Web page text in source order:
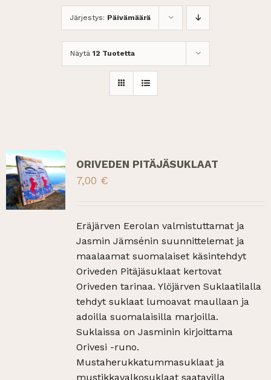
Järjestys: Päivämäärä
Näytä 12 Tuotetta
ORIVEDEN PITÄJÄSUKLAAT
7,00 €
Eräjärven Eerolan valmistuttamat ja
Jasmin Jämsénin suunnittelemat ja
maalaamat suomalaiset käsintehdyt
Oriveden Pitäjäsuklaat kertovat
Oriveden tarinaa. Ylöjärven Suklaatilalla
tehdyt suklaat lumoavat maullaan ja
adoilla suomalaisilla marjoilla.
Suklaissa on Jasminin kirjoittama
Orivesi -runo.
Mustaherukkatummasuklaat ja
mustikkavalkosuklaat saatavilla